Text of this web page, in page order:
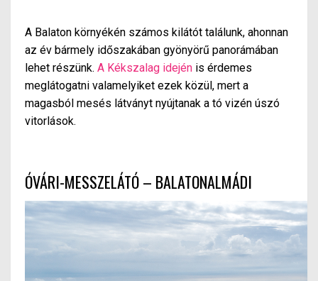
A Balaton környékén számos kilátót találunk, ahonnan
az év bármely időszakában gyönyörű panorámában
lehet részünk. A Kékszalag idején is érdemes
meglátogatni valamelyiket ezek közül, mert a
magasból mesés látványt nyújtanak a tó vizén úszó
vitorlások.
ÓVÁRI-MESSZELÁTÓ – BALATONALMÁDI